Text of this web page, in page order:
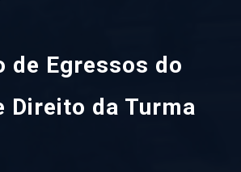
de Egressos do
Direito da Turma